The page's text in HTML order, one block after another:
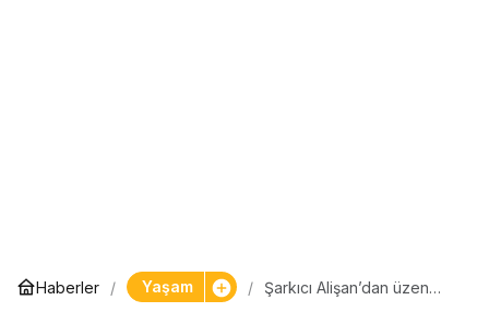
Haberler Yaşam
Şarkıcı Alişan’dan üzen